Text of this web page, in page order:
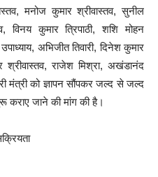
मनोज कुमार श्रीवास्तव, सुनील
विनय कुमार त्रिपाठी, शशि मोहन
अभिजीत तिवारी, दिनेश कुमार
श्रीवास्तव, राजेश मिश्रा, अखंडानंद
मंत्री को ज्ञापन सौंपकर जल्द से जल्द
कराए जाने की मांग की है।